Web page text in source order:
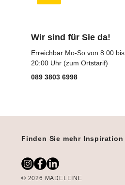
Wir sind für Sie da!
Erreichbar Mo-So von 8:00 bis
20:00 Uhr (zum Ortstarif)
089 3803 6998
Finden Sie mehr Inspiration
© 2026 MADELEINE